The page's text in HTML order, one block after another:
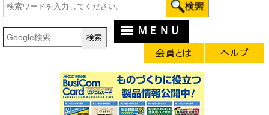
ＭＥＮＵ